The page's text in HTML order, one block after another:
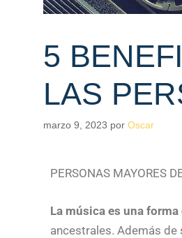
5
LAS
marzo 9, 2023 por Oscar
PERSONAS MAYORES
La música es una forma
ancestrales. Además